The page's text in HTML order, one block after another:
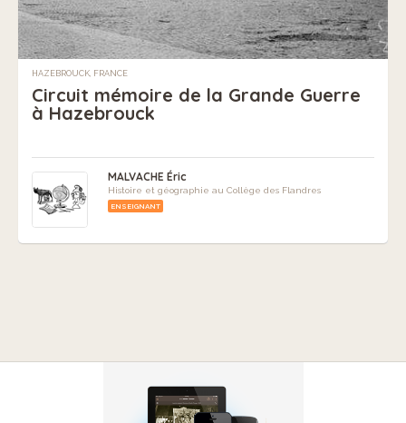
HAZEBROUCK, FRANCE
Circuit mémoire de la Grande Guerre
à Hazebrouck
MALVACHE Éric
Histoire et géographie au Collège des Flandres
ENSEIGNANT